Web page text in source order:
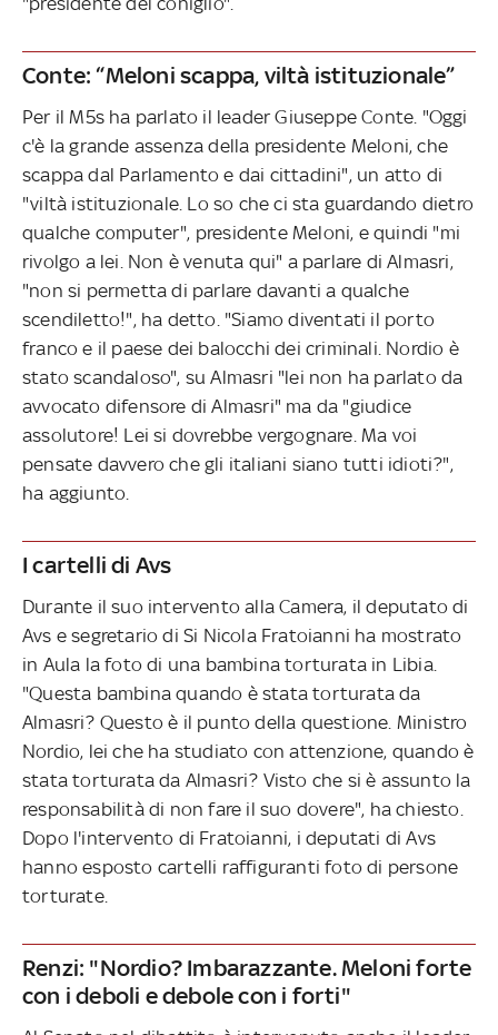
Conte: “Meloni scappa, viltà istituzionale”
Per il M5s ha parlato il leader Giuseppe Conte. "Oggi
c'è la grande assenza della presidente Meloni, che
scappa dal Parlamento e dai cittadini", un atto di
"viltà istituzionale. Lo so che ci sta guardando dietro
qualche computer", presidente Meloni, e quindi "mi
rivolgo a lei. Non è venuta qui" a parlare di Almasri,
"non si permetta di parlare davanti a qualche
scendiletto!", ha detto. "Siamo diventati il porto
franco e il paese dei balocchi dei criminali. Nordio è
stato scandaloso", su Almasri "lei non ha parlato da
avvocato difensore di Almasri" ma da "giudice
assolutore! Lei si dovrebbe vergognare. Ma voi
pensate davvero che gli italiani siano tutti idioti?",
ha aggiunto.
I cartelli di Avs
Durante il suo intervento alla Camera, il deputato di
Avs e segretario di Si Nicola Fratoianni ha mostrato
in Aula la foto di una bambina torturata in Libia.
"Questa bambina quando è stata torturata da
Almasri? Questo è il punto della questione. Ministro
Nordio, lei che ha studiato con attenzione, quando è
stata torturata da Almasri? Visto che si è assunto la
responsabilità di non fare il suo dovere", ha chiesto.
Dopo l'intervento di Fratoianni, i deputati di Avs
hanno esposto cartelli raffiguranti foto di persone
torturate.
Renzi: "Nordio? Imbarazzante. Meloni forte
con i deboli e debole con i forti"